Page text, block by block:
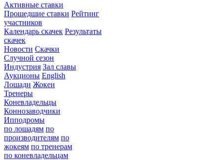
Активные ставки
Прошедшие ставки Рейтинг
участников
Календарь скачек Результаты
скачек
Новости Скачки
Случной сезон
Индустрия Зал славы
Аукционы English
Лошади Жокеи
Тренеры
Коневладельцы
Коннозаводчики
Ипподромы
по лошадям по
производителям по
жокеям по тренерам
по коневладельцам